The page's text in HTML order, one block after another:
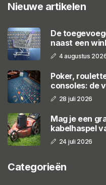
Nieuwe artikelen
De
naast een
4 augustus
Poker,
consoles: de
28 juli 2026
Mag je een
kabelhaspel
24 juli 2026
Categorieën